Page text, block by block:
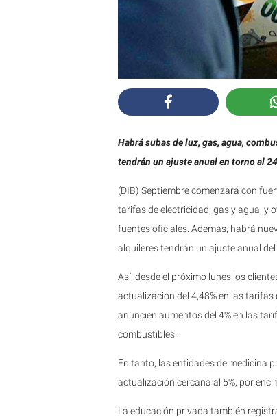
Habrá subas de luz, gas, agua,
tendrán un ajuste anual en torno al
(DIB) Septiembre comenzará con
tarifas de electricidad, gas y agua, y
fuentes oficiales. Además, habrá
alquileres tendrán un ajuste anual del
Así, desde el próximo lunes los
actualización del 4,48% en las tarifas
anuncien aumentos del 4% en las
combustibles.
En tanto, las entidades de medicina
actualización cercana al 5%, por
La educación privada también